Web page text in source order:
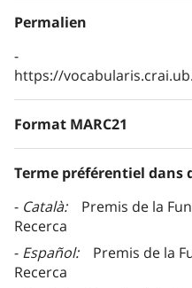
Permalien
https://
Format MARC21
Terme préférentiel dans
Català
Premis de la
Recerca
Español
Premis de la
Recerca